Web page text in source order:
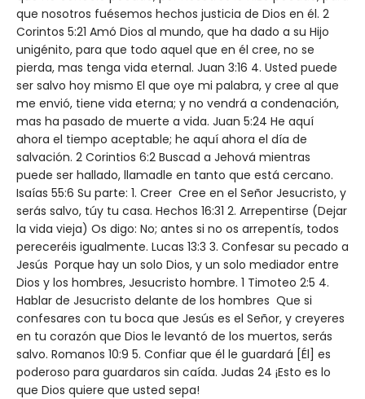
que nosotros fuésemos hechos justicia de Dios en él. 2
Corintos 5:21 Amó Dios al mundo, que ha dado a su Hijo
unigénito, para que todo aquel que en él cree, no se
pierda, mas tenga vida eternal. Juan 3:16 4. Usted puede
ser salvo hoy mismo El que oye mi palabra, y cree al que
me envió, tiene vida eterna; y no vendrá a condenación,
mas ha pasado de muerte a vida. Juan 5:24 He aquí
ahora el tiempo aceptable; he aquí ahora el día de
salvación. 2 Corintios 6:2 Buscad a Jehová mientras
puede ser hallado, llamadle en tanto que está cercano.
Isaías 55:6 Su parte: 1. Creer Cree en el Señor Jesucristo, y
serás salvo, túy tu casa. Hechos 16:31 2. Arrepentirse (Dejar
la vida vieja) Os digo: No; antes si no os arrepentís, todos
pereceréis igualmente. Lucas 13:3 3. Confesar su pecado a
Jesús Porque hay un solo Dios, y un solo mediador entre
Dios y los hombres, Jesucristo hombre. 1 Timoteo 2:5 4.
Hablar de Jesucristo delante de los hombres Que si
confesares con tu boca que Jesús es el Señor, y creyeres
en tu corazón que Dios le levantó de los muertos, serás
salvo. Romanos 10:9 5. Confiar que él le guardará [Él] es
poderoso para guardaros sin caída. Judas 24 ¡Esto es lo
que Dios quiere que usted sepa!